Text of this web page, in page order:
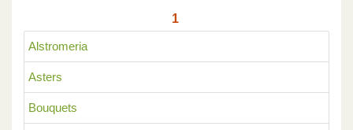
Alstromeria
Asters
Bouquets
1